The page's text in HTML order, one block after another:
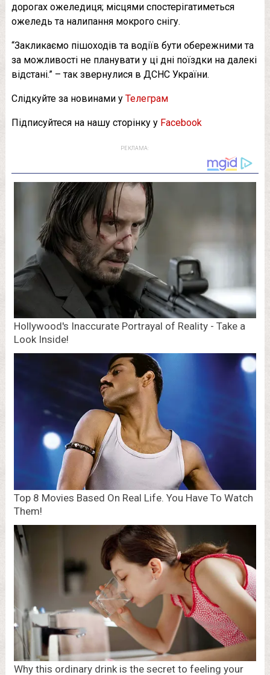
дорогах ожеледиця; місцями спостерігатиметься
ожеледь та налипання мокрого снігу.
“Закликаємо пішоходів та водіїв бути обережними та
за можливості не планувати у ці дні поїздки на далекі
відстані.” – так звернулися в ДСНС України.
Слідкуйте за новинами у Телеграм
Підписуйтеся на нашу сторінку у Facebook
РЕКЛАМА: